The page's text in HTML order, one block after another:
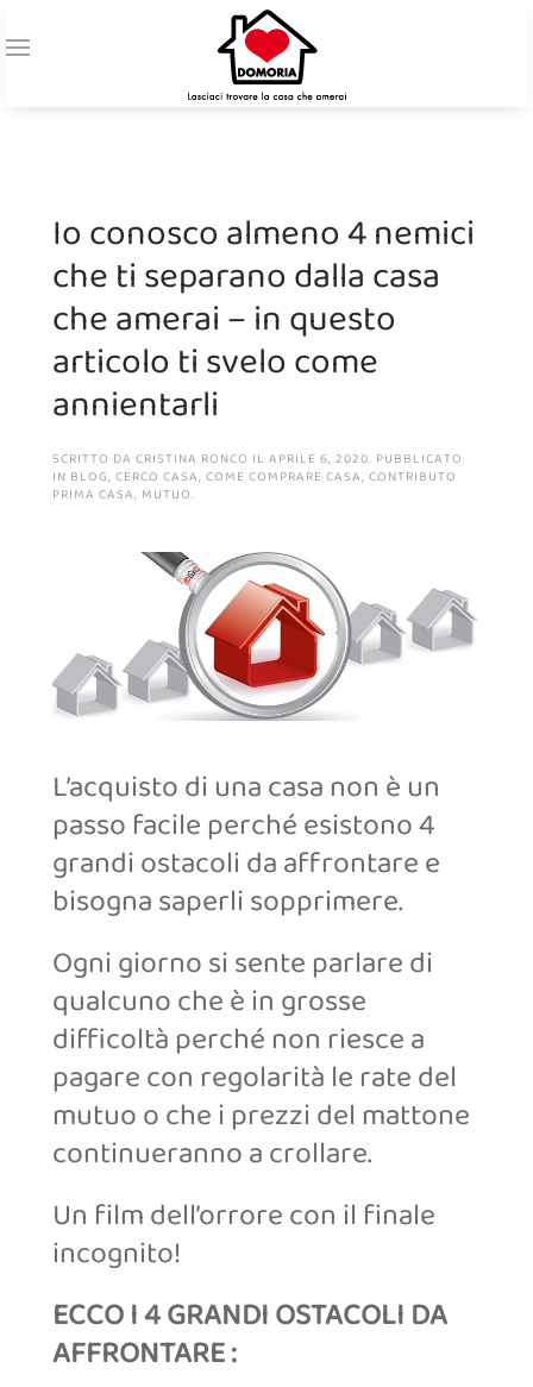
Io conosco almeno 4 nemici
che ti separano dalla casa
che amerai – in questo
articolo ti svelo come
annientarli
SCRITTO DACRISTINA RONCO ILAPRILE 6, 2020. PUBBLICATO
IN BLOG,CERCO CASA,COME COMPRARE CASA,CONTRIBUTO
PRIMA CASA, MUTUO.
L’acquisto di una casa non è un
passo facile perché esistono 4
grandi ostacoli da affrontare e
bisogna saperli sopprimere.
Ogni giorno si sente parlare di
qualcuno che è in grosse
difficoltà perché non riesce a
pagare con regolarità le rate del
mutuo o che i prezzi del mattone
continueranno a crollare.
Un film dell’orrore con il finale
incognito!
ECCO I 4 GRANDI OSTACOLI DA
AFFRONTARE :